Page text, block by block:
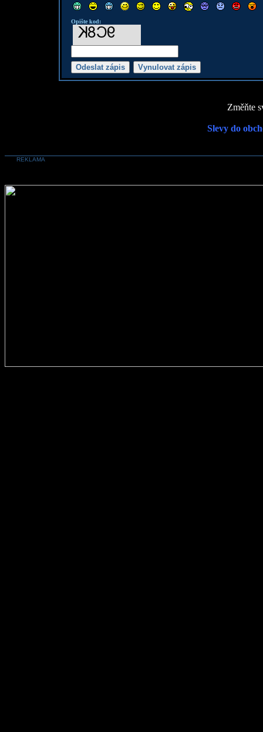
Opište kod:
Změňte
Slevy do
REKLAMA